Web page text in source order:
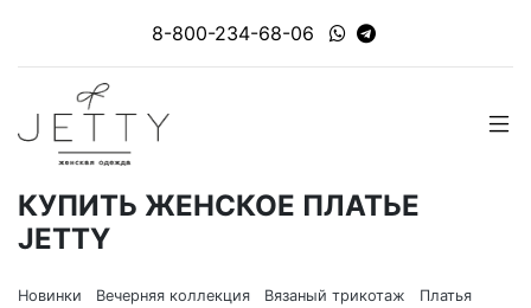
8-800-234-68-06
КУПИТЬ ЖЕНСКОЕ ПЛАТЬЕ
JETTY
Новинки Вечерняя коллекция Вязаный трикотаж
Платья